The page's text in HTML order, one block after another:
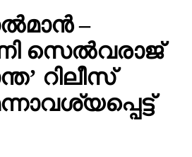
–
സെല്‍വരാജ്
റിലീസ്